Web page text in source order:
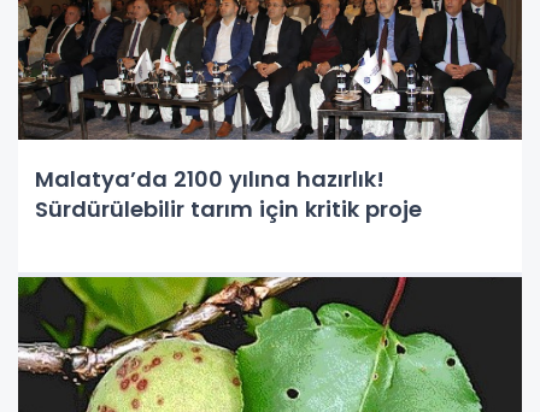
Malatya’da 2100 yılına hazırlık!
Sürdürülebilir tarım için kritik proje